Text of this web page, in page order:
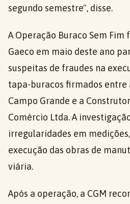
segundo semestre", disse.
A Operação Buraco Sem
Gaeco em maio deste ano
suspeitas de fraudes na
tapa-buracos firmados entre
Campo Grande e a
Comércio Ltda. A
irregularidades em
execução das obras de
viária.
Após a operação, a CGM